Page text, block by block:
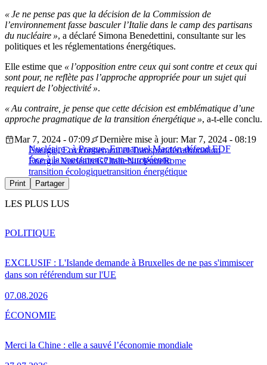
« Je ne pense pas que la décision de la Commission de
l’environnement fasse basculer l’Italie dans le camp des partisans
du nucléaire », a déclaré Simona Benedettini, consultante sur les
politiques et les réglementations énergétiques.
Elle estime que « l’opposition entre ceux qui sont contre et ceux qui
sont pour, ne reflète pas l’approche appropriée pour un sujet qui
requiert de l’objectivité ».
« Au contraire, je pense que cette décision est emblématique d’une
approche pragmatique de la transition énergétique », a-t-elle conclu.
Nucléaire : à Prague, Emmanuel Macron défend EDF
face à la concurrence non-européenne
Mar 7, 2024 - 07:09
Dernière mise à jour: Mar 7, 2024 - 08:19
Energie, Environnement et Transportdécarbonation
Énergie NucléaireG7ItalieNucléaireRome
transition écologiquetransition énergétique
Print Partager
LES PLUS LUS
EXCLUSIF : L'Islande demande à Bruxelles de ne pas s'immiscer
dans son référendum sur l'UE
07.08.2026
POLITIQUE
Merci la Chine : elle a sauvé l’économie mondiale
ÉCONOMIE